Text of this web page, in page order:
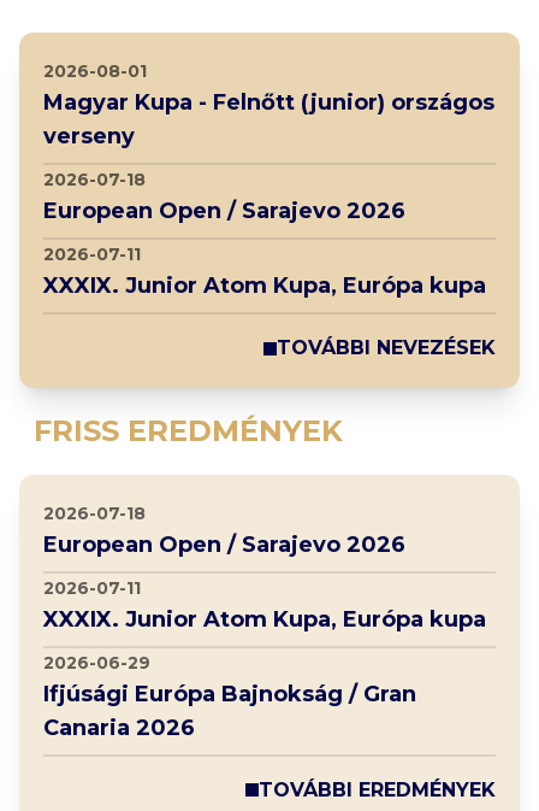
FRISS EREDMÉNYEK
2026-08-01
Magyar Kupa - Felnőtt (junior) országos
verseny
2026-07-18
European Open / Sarajevo 2026
2026-07-11
XXXIX. Junior Atom Kupa, Európa kupa
TOVÁBBI NEVEZÉSEK
2026-07-18
European Open / Sarajevo 2026
2026-07-11
XXXIX. Junior Atom Kupa, Európa kupa
2026-06-29
Ifjúsági Európa Bajnokság / Gran
Canaria 2026
TOVÁBBI EREDMÉNYEK